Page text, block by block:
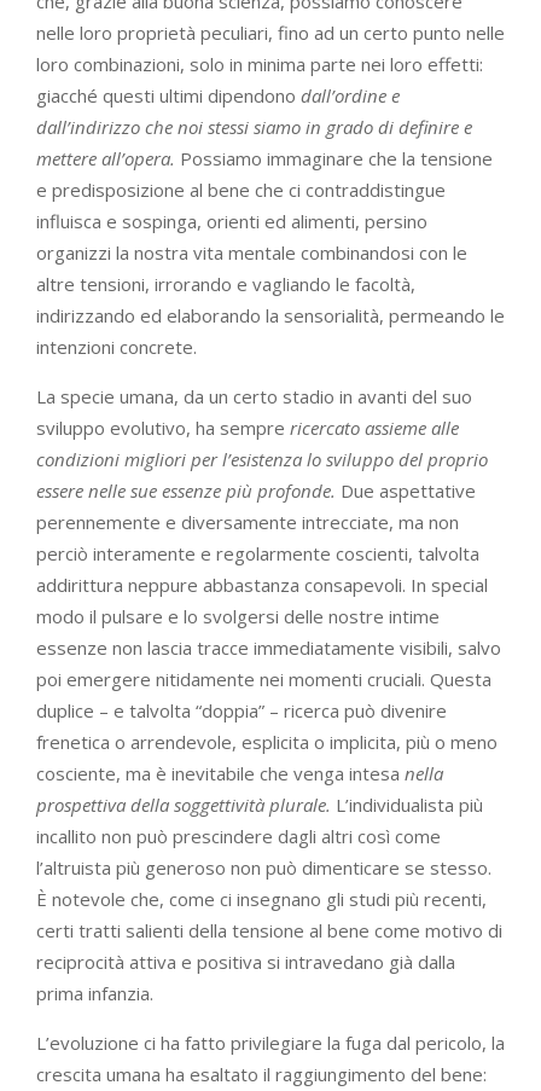
nelle loro proprietà peculiari, fino ad un certo punto nelle
loro combinazioni, solo in minima parte nei loro effetti:
giacché questi ultimi dipendono dall’ordine e
dall’indirizzo che noi stessi siamo in grado di definire e
mettere all’opera. Possiamo immaginare che la tensione
e predisposizione al bene che ci contraddistingue
influisca e sospinga, orienti ed alimenti, persino
organizzi la nostra vita mentale combinandosi con le
altre tensioni, irrorando e vagliando le facoltà,
indirizzando ed elaborando la sensorialità, permeando le
intenzioni concrete.
La specie umana, da un certo stadio in avanti del suo
sviluppo evolutivo, ha sempre ricercato assieme alle
condizioni migliori per l’esistenza lo sviluppo del proprio
essere nelle sue essenze più profonde. Due aspettative
perennemente e diversamente intrecciate, ma non
perciò interamente e regolarmente coscienti, talvolta
addirittura neppure abbastanza consapevoli. In special
modo il pulsare e lo svolgersi delle nostre intime
essenze non lascia tracce immediatamente visibili, salvo
poi emergere nitidamente nei momenti cruciali. Questa
duplice – e talvolta “doppia” – ricerca può divenire
frenetica o arrendevole, esplicita o implicita, più o meno
cosciente, ma è inevitabile che venga intesa nella
prospettiva della soggettività plurale. L’individualista più
incallito non può prescindere dagli altri così come
l’altruista più generoso non può dimenticare se stesso.
È notevole che, come ci insegnano gli studi più recenti,
certi tratti salienti della tensione al bene come motivo di
reciprocità attiva e positiva si intravedano già dalla
prima infanzia.
L’evoluzione ci ha fatto privilegiare la fuga dal pericolo, la
crescita umana ha esaltato il raggiungimento del bene: